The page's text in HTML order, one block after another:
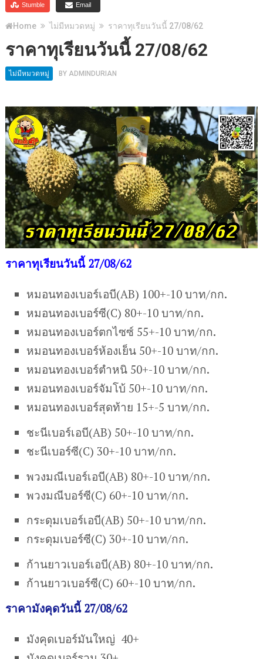
Stumble Email
Home ไม่มีหมวดหมู่ ราคาทุเรียนวันนี้ 27/08/62
ราคาทุเรียนวันนี้ 27/08/62
ไม่มีหมวดหมู่ BY ADMINDURIAN
ราคาทุเรียนวันนี้ 27/08/62
หมอนทองเบอร์เอบี(AB) 100+-10 บาท/กก.
หมอนทองเบอร์ซี(C) 80+-10 บาท/กก.
หมอนทองเบอร์ตกไซซ์ 55+-10 บาท/กก.
หมอนทองเบอร์ห้องเย็น 50+-10 บาท/กก.
หมอนทองเบอร์ตำหนิ 50+-10 บาท/กก.
หมอนทองเบอร์จัมโบ้ 50+-10 บาท/กก.
หมอนทองเบอร์สุดท้าย 15+-5 บาท/กก.
ชะนีเบอร์เอบี(AB) 50+-10 บาท/กก.
ชะนีเบอร์ซี(C) 30+-10 บาท/กก.
พวงมณีเบอร์เอบี(AB) 80+-10 บาท/กก.
พวงมณีบอร์ซี(C) 60+-10 บาท/กก.
กระดุมเบอร์เอบี(AB) 50+-10 บาท/กก.
กระดุมเบอร์ซี(C) 30+-10 บาท/กก.
ก้านยาวเบอร์เอบี(AB) 80+-10 บาท/กก.
ก้านยาวเบอร์ซี(C) 60+-10 บาท/กก.
ราคามังคุดวันนี้ 27/08/62
มังคุดเบอร์มันใหญ่ 40+